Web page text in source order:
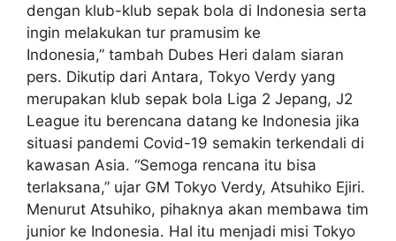
dengan klub-klub sepak bola di Indonesia serta
ingin melakukan tur pramusim ke
Indonesia,” tambah Dubes Heri dalam siaran
pers. Dikutip dari Antara, Tokyo Verdy yang
merupakan klub sepak bola Liga 2 Jepang, J2
League itu berencana datang ke Indonesia jika
situasi pandemi Covid-19 semakin terkendali di
kawasan Asia. “Semoga rencana itu bisa
terlaksana,” ujar GM Tokyo Verdy, Atsuhiko Ejiri.
Menurut Atsuhiko, pihaknya akan membawa tim
junior ke Indonesia. Hal itu menjadi misi Tokyo